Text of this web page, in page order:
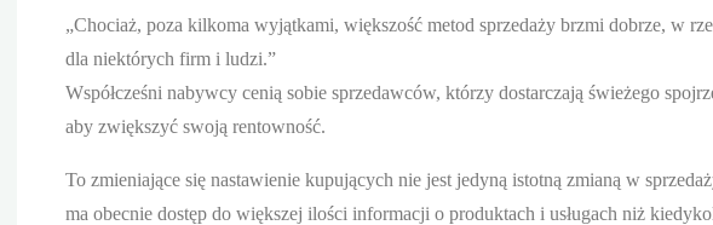
„Chociaż, poza kilkoma wyjątkami, większość metod sprzedaży brzmi dobrze, w
dla niektórych firm i ludzi.”
Współcześni nabywcy cenią sobie sprzedawców, którzy dostarczają świeżego
aby zwiększyć swoją rentowność.
To zmieniające się nastawienie kupujących nie jest jedyną istotną zmianą w
ma obecnie dostęp do większej ilości informacji o produktach i usługach niż